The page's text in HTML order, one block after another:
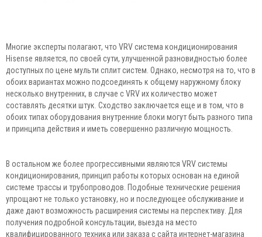
Многие эксперты полагают, что VRV система кондиционирования
Hisense является, по своей сути, улучшенной разновидностью более
доступных по цене мульти сплит систем. Однако, несмотря на то, что в
обоих вариантах можно подсоединять к общему наружному блоку
несколько внутренних, в случае с VRV их количество может
составлять десятки штук. Сходство заключается еще и в том, что в
обоих типах оборудования внутренние блоки могут быть разного типа
и принципа действия и иметь совершенно различную мощность.
В остальном же более прогрессивными являются VRV системы
кондиционирования, принцип работы которых основан на единой
системе трассы и трубопроводов. Подобные технические решения
упрощают не только установку, но и последующее обслуживание и
даже дают возможность расширения системы на перспективу. Для
получения подробной консультации, выезда на место
квалифицированного техника или заказа с сайта интернет-магазина